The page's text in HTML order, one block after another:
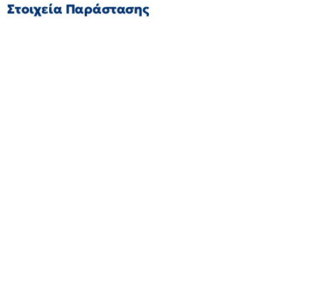
Στοιχεία Παράστασης